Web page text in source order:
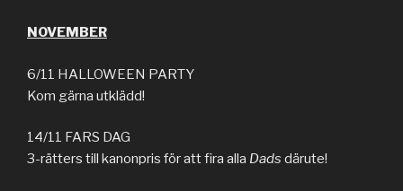
NOVEMBER
6/11 HALLOWEEN PARTY
Kom gärna utklädd!
14/11 FARS DAG
3-rätters till kanonpris för att fira alla Dads därute!